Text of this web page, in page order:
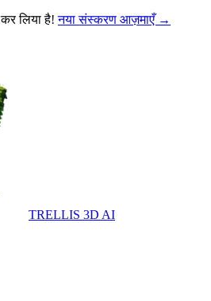
लिया है! नया संस्करण आज़माएँ →
TRELLIS 3D AI